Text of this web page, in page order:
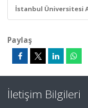
İstanbul Üniversitesi
Paylaş
İletişim Bilgileri